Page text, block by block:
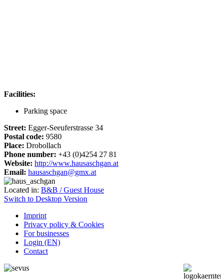
Facilities:
Parking space
Street: Egger-Seeuferstrasse 34
Postal code: 9580
Place: Drobollach
Phone number: +43 (0)4254 27 81
Website: http://www.hausaschgan.at
Email: hausaschgan@gmx.at
Located in: B&B / Guest House
Switch to Desktop Version
Imprint
Privacy policy & Cookies
For businesses
Login (EN)
Contact